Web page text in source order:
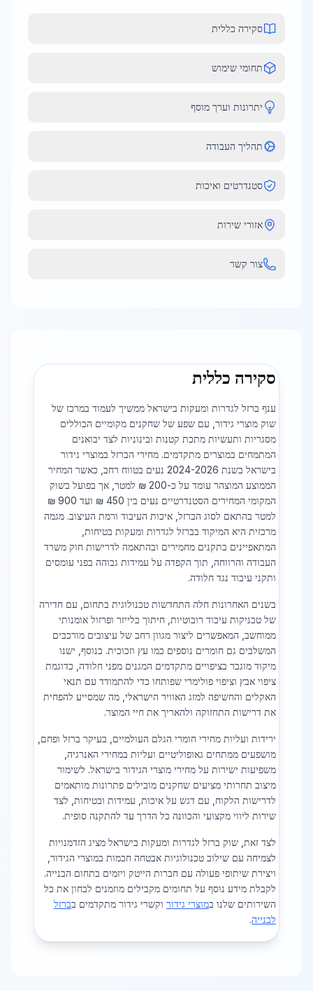
סקירה כללית
תחומי שימוש
יתרונות וערך מוסף
תהליך העבודה
סטנדרטים ואיכות
אזורי שירות
צור קשר
סקירה כללית
ענף ברזל לגדרות ומעקות בישראל ממשיך לעמוד במרכז של
שוק מוצרי גידור, עם שפע של שחקנים מקומיים הכוללים
מסגריות ותעשיות מתכת קטנות ובינוניות לצד יבואנים
המתמחים במוצרים מתקדמים. מחירי הברזל במוצרי גידור
בישראל בשנת 2024-2026 נעים בטווח רחב, כאשר המחיר
הממוצע המוצהר עומד על כ-200 ₪ למטר, אך בפועל בשוק
המקומי המחירים הסטנדרטיים נעים בין 450 ₪ ועד 900 ₪
למטר בהתאם לסוג הברזל, איכות העיבוד ורמת העיצוב. מגמה
מרכזית היא המיקוד בברזל לגדרות ומעקות בטיחות,
המתאפיינים בתקנים מחמירים ובהתאמה לדרישות חוק משרד
העבודה והרווחה, תוך הקפדה על עמידות גבוהה בפני עומסים
ותקני עיבוד נגד חלודה.
בשנים האחרונות חלה התחדשות טכנולוגית בתחום, עם חדירה
של טכניקות עיבוד רובוטיות, חיתוך בלייזר ופרזול אומנותי
ממוחשב, המאפשרים ליצור מגוון רחב של עיצובים מורכבים
המשלבים גם חומרים נוספים כמו עץ וזכוכית. בנוסף, ישנו
מיקוד מוגבר בציפויים מתקדמים המגנים מפני חלודה, כדוגמת
ציפוי אבץ וציפוי פולימרי שפותחו כדי להתמודד עם תנאי
האקלים והחשיפה למזג האוויר הישראלי, מה שמסייע להפחית
את דרישות התחזוקה ולהאריך את חיי המוצר.
ירידות ועליות מחירי חומרי הגלם העולמיים, בעיקר ברזל ופחם,
מושפעים ממתחים גאופוליטיים ועליות במחירי האנרגיה,
משפיעות ישירות על מחירי מוצרי הגידור בישראל. לשימור
מיצוב תחרותי מציעים שחקנים מובילים פתרונות מותאמים
לדרישות הלקוח, עם דגש על איכות, עמידות ובטיחות, לצד
שירות ליווי מקצועי והכוונה כל הדרך עד להתקנה סופית.
לצד זאת, שוק ברזל לגדרות ומעקות בישראל מציג הזדמנויות
לצמיחה עם שילוב טכנולוגיות אבטחה חכמות במוצרי הגידור,
ויצירת שיתופי פעולה עם חברות הייטק ויזמים בתחום הבנייה.
לקבלת מידע נוסף על תחומים מקבילים מוזמנים לבחון את כל
השירותים שלנו במוצרי גידור וקשרי גידור מתקדמים בברזל
לבנייה.